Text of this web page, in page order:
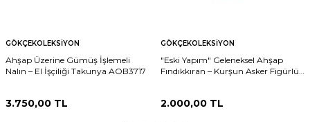
GÖKÇEKOLEKSIYON
Ahşap Üzerine Gümüş İşlemeli
Nalın – El İşçiliği Takunya AOB3717
3.750,00 TL
GÖKÇEKOLEKSIYON
"Eski Yapım" Geleneksel Ahşap
Fındıkkıran – Kurşun Asker Figürlü
2.000,00TL